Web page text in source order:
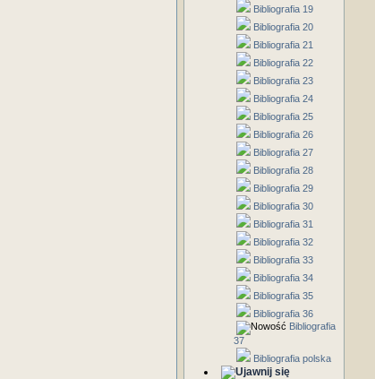
Bibliografia 19
Bibliografia 20
Bibliografia 21
Bibliografia 22
Bibliografia 23
Bibliografia 24
Bibliografia 25
Bibliografia 26
Bibliografia 27
Bibliografia 28
Bibliografia 29
Bibliografia 30
Bibliografia 31
Bibliografia 32
Bibliografia 33
Bibliografia 34
Bibliografia 35
Bibliografia 36
Bibliografia
37
Bibliografia polska